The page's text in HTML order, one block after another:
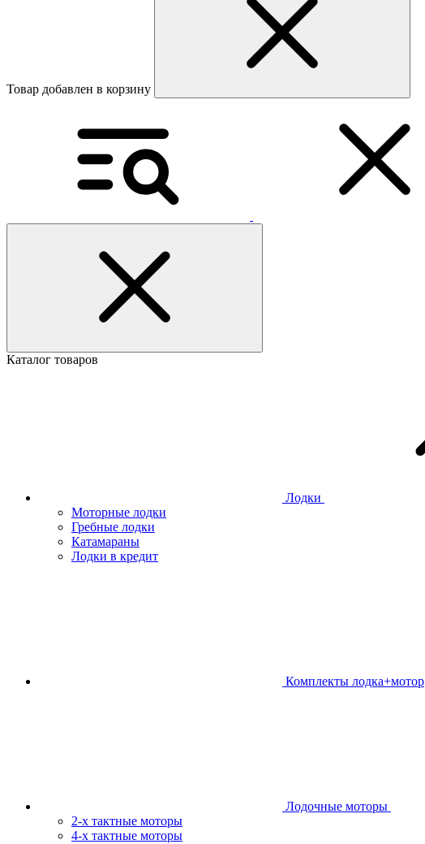
Товар добавлен в корзину
Каталог товаров
Лодки
Моторные лодки
Гребные лодки
Катамараны
Лодки в кредит
Комплекты лодка+мотор
Лодочные моторы
2-х тактные моторы
4-х тактные моторы